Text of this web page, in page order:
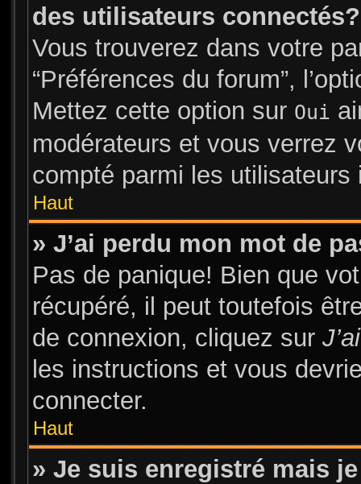
des utilisateurs connectés?
Vous trouverez dans votre
“Préférences du forum”,
Mettez cette option sur Oui
modérateurs et vous verrez
compté parmi les utilisateurs
Haut
» J’ai perdu mon mot de
Pas de panique! Bien que
récupéré, il peut toutefois
de connexion, cliquez sur
les instructions et vous
connecter.
Haut
» Je suis enregistré mais